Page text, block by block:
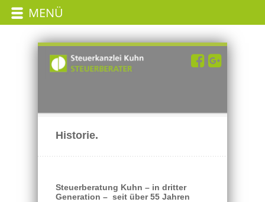
Historie.
Steuerberatung Kuhn – in dritter
Generation – seit über 55 Jahren
MENÜ